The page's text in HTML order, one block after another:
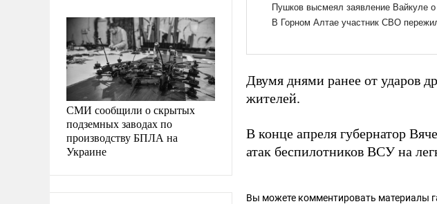
СМИ сообщили о скрытых
подземных заводах по
производству БПЛА на
Украине
Двумя днями ранее от ударов
жителей.
В конце апреля губернатор
атак беспилотников ВСУ на
Вы можете комментировать материалы